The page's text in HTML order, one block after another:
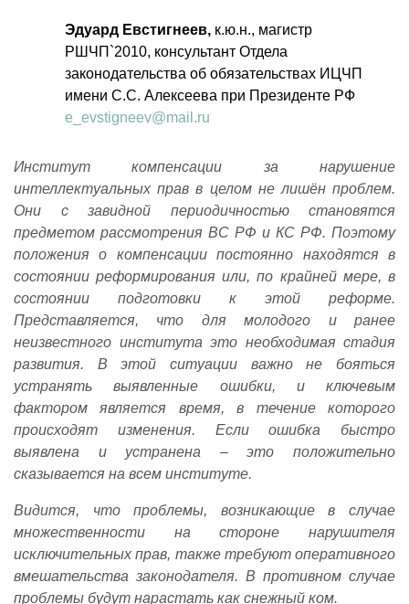
Эдуард Евстигнеев, к.ю.н., магистр
РШЧП`2010, консультант Отдела
законодательства об обязательствах ИЦЧП
имени С.С. Алексеева при Президенте РФ
e_evstigneev@mail.ru
Институт компенсации за нарушение
интеллектуальных прав в целом не лишён проблем.
Они с завидной периодичностью становятся
предметом рассмотрения ВC РФ и КC РФ. Поэтому
положения о компенсации постоянно находятся в
состоянии реформирования или, по крайней мере, в
состоянии подготовки к этой реформе.
Представляется, что для молодого и ранее
неизвестного института это необходимая стадия
развития. В этой ситуации важно не бояться
устранять выявленные ошибки, и ключевым
фактором является время, в течение которого
происходят изменения. Если ошибка быстро
выявлена и устранена – это положительно
сказывается на всем институте.
Видится, что проблемы, возникающие в случае
множественности на стороне нарушителя
исключительных прав, также требуют оперативного
вмешательства законодателя. В противном случае
проблемы будут нарастать как снежный ком.